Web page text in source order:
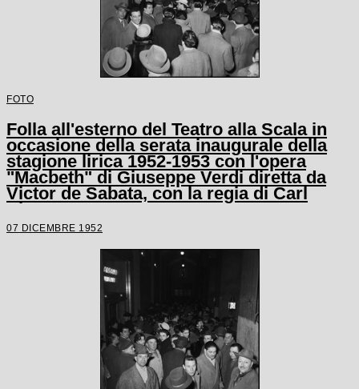
FOTO
Folla all'esterno del Teatro alla Scala in
occasione della serata inaugurale della
stagione lirica 1952-1953 con l'opera
"Macbeth" di Giuseppe Verdi diretta da
Victor de Sabata, con la regia di Carl
Ebert
07 DICEMBRE 1952